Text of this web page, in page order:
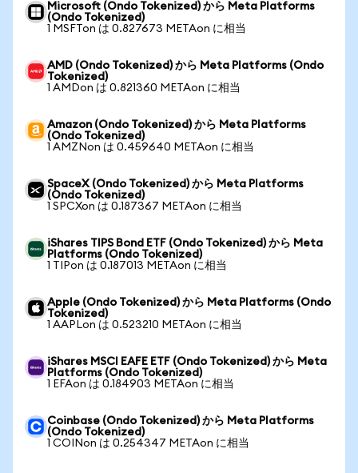
Microsoft (Ondo Tokenized) から Meta Platforms
(Ondo Tokenized)
1 MSFTon は 0.827673 METAon に相当
AMD (Ondo Tokenized) から Meta Platforms (Ondo
Tokenized)
1 AMDon は 0.821360 METAon に相当
Amazon (Ondo Tokenized) から Meta Platforms
(Ondo Tokenized)
1 AMZNon は 0.459640 METAon に相当
SpaceX (Ondo Tokenized) から Meta Platforms
(Ondo Tokenized)
1 SPCXon は 0.187367 METAon に相当
iShares TIPS Bond ETF (Ondo Tokenized) から Meta
Platforms (Ondo Tokenized)
1 TIPon は 0.187013 METAon に相当
Apple (Ondo Tokenized) から Meta Platforms (Ondo
Tokenized)
1 AAPLon は 0.523210 METAon に相当
iShares MSCI EAFE ETF (Ondo Tokenized) から Meta
Platforms (Ondo Tokenized)
1 EFAon は 0.184903 METAon に相当
Coinbase (Ondo Tokenized) から Meta Platforms
(Ondo Tokenized)
1 COINon は 0.254347 METAon に相当